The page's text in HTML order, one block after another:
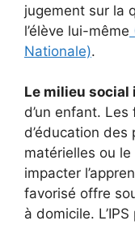
jugement sur la
l’élève lui-même
Nationale).
Le milieu
d’un enfant.
d’éducation
matérielles ou
impacter
favorisé offre
à domicile.